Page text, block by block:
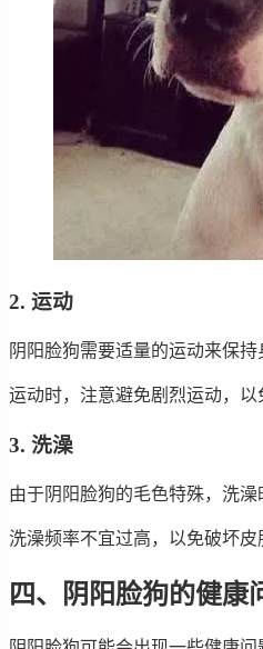
2. 运动
阴阳脸狗需要适量的运动来保
运动时，注意避免剧烈运动，以
3. 洗澡
由于阴阳脸狗的毛色特殊，洗
洗澡频率不宜过高，以免破坏皮
四、阴阳脸狗的健康